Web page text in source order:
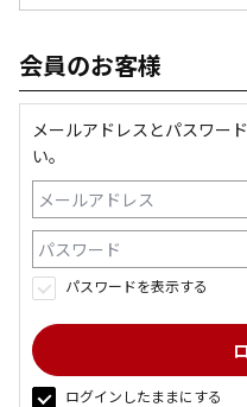
会員のお客様
メールアドレスとパスワー
い。
パスワードを表示する
ログインしたままにする